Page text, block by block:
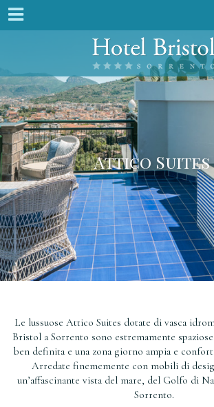
Attico Suites
Le lussuose Attico Suites dotate di vasca
Bristol a Sorrento sono estremamente
ben definita e una zona giorno ampia e
Arredate finememente con mobili di
un’affascinante vista del mare, del Golfo di
Sorrento.